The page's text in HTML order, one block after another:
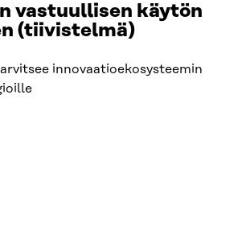
vastuullisen käytön
(tiivistelmä)
innovaatioekosysteemin